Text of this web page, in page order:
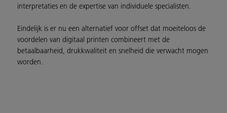
interpretaties en de expertise van individuele specialisten.
Eindelijk is er nu een alternatief voor offset dat moeiteloos de
voordelen van digitaal printen combineert met de
betaalbaarheid, drukkwaliteit en snelheid die verwacht mogen
worden.